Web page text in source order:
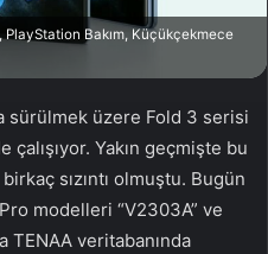
n
d
m
e
k
Bakım, Küçükçekmece
sürülmek üzere Fold 3 serisi
Yakın geçmişte bu
sızıntı olmuştu. Bugün
modelleri “V2303A” ve
TENAA veritabanında